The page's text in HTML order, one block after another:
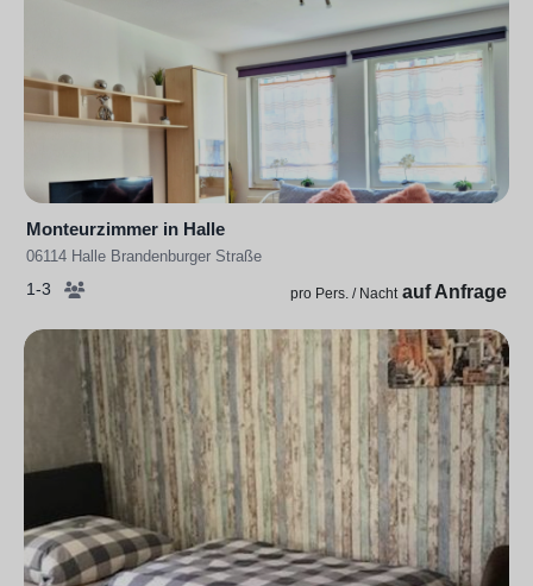
Monteurzimmer in Halle
06114 Halle Brandenburger Straße
1-3 pro Pers. / Nacht auf Anfrage